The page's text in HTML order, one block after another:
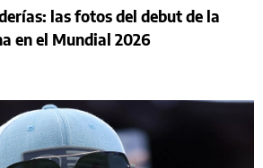
las fotos del debut de la
en el Mundial 2026